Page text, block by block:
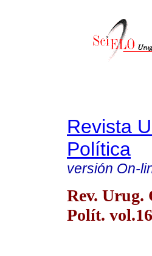
Revista
Política
versión On-
Rev. Urug.
Polít.